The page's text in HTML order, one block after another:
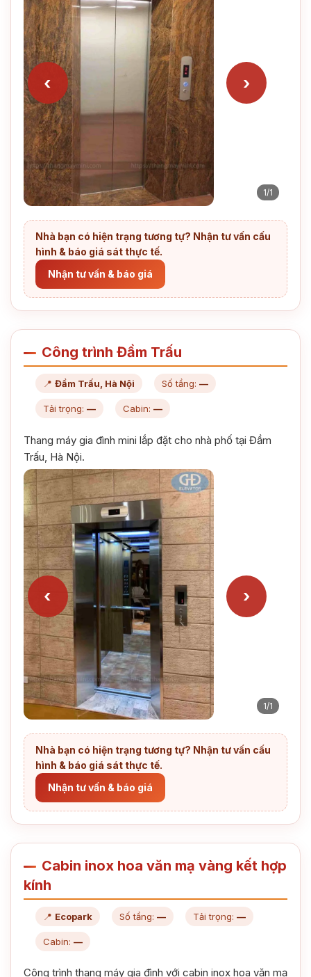
‹ ›
1/1
Nhà bạn có hiện trạng tương tự? Nhận tư vấn cấu
hình & báo giá sát thực tế.
Nhận tư vấn & báo giá
Công trình Đầm Trấu
📍 Đầm Trấu, Hà Nội Số tầng: —
Tải trọng: — Cabin: —
Thang máy gia đình mini lắp đặt cho nhà phố tại Đầm
Trấu, Hà Nội.
‹ ›
1/1
Nhà bạn có hiện trạng tương tự? Nhận tư vấn cấu
hình & báo giá sát thực tế.
Nhận tư vấn & báo giá
Cabin inox hoa văn mạ vàng kết hợp
kính
📍 Ecopark Số tầng: — Tải trọng: —
Cabin: —
Công trình thang máy gia đình với cabin inox hoa văn mạ